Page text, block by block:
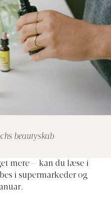
beautyskab
mere – kan du læse i
i supermarkeder og